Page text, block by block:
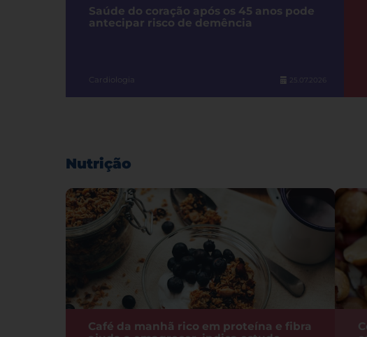
Saúde do coração após os 45 anos pode
antecipar risco de demência
Cardiologia 25.07.2026
Nutrição
Café da manhã rico em proteína e fibra